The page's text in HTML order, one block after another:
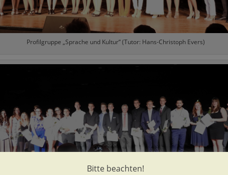
Profilgruppe „Sprache und Kultur“ (Tutor: Hans-Christoph Evers)
Bitte beachten!